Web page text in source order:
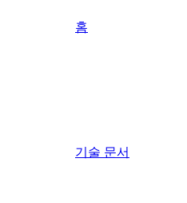
홈
기술 문서